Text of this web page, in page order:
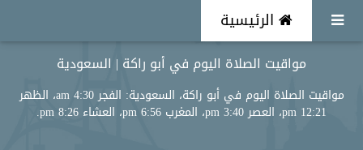
الرئيسية
مواقيت الصلاة اليوم في أبو راكة | السعودية
مواقيت الصلاة اليوم في أبو راكة، السعودية: الفجر 4:30 am، الظهر
12:21 pm، العصر 3:40 pm، المغرب 6:56 pm، العشاء 8:26 pm.